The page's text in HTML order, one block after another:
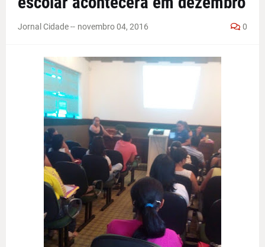
Jornal Cidade -- novembro 04, 2016 0